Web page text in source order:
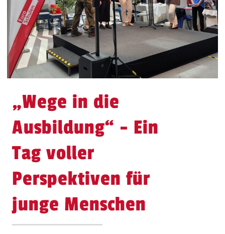
„Wege in die
Ausbildung“ - Ein
Tag voller
Perspektiven für
junge Menschen